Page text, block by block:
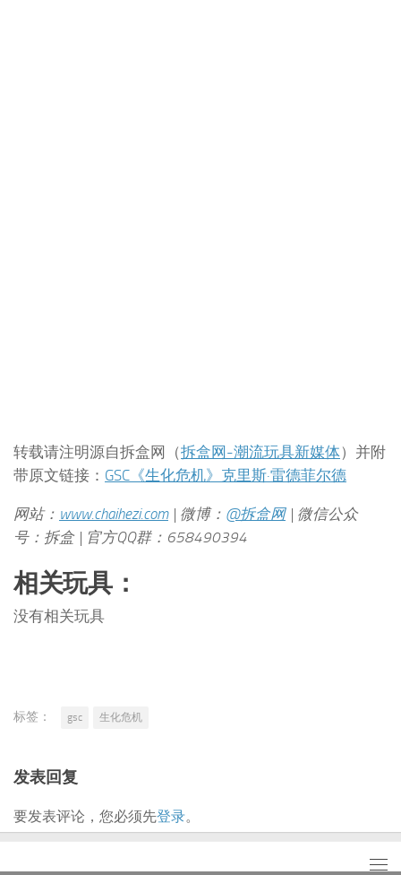
转载请注明源自拆盒网（拆盒网-潮流玩具新媒体）并附
带原文链接： GSC《生化危机》克里斯·雷德菲尔德
网站： www.chaihezi.com| 微博： @拆盒网| 微信公众
号：拆盒 | 官方QQ群：658490394
相关玩具：
没有相关玩具
标签： gsc 生化危机
发表回复
要发表评论，您必须先登录。